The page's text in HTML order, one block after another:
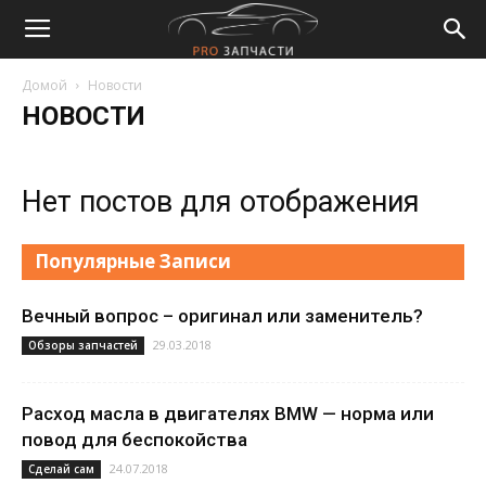
Домой Новости
НОВОСТИ
Нет постов для отображения
Популярные Записи
Вечный вопрос – оригинал или заменитель?
Обзоры запчастей 29.03.2018
Расход масла в двигателях BMW — норма или
повод для беспокойства
Сделай сам 24.07.2018